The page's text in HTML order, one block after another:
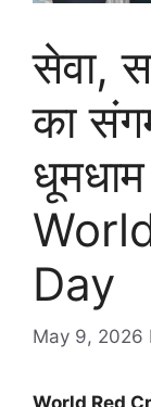
सेवा,
का
Day
May 9, 2026